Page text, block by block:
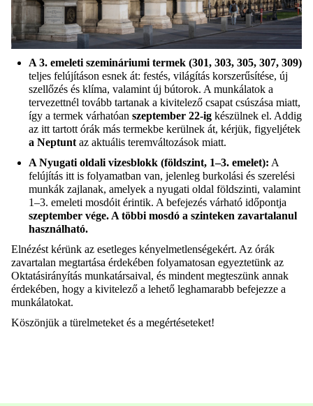
A 3. emeleti szemináriumi termek (301, 303, 305, 307, 309)
teljes felújításon esnek át: festés, világítás korszerűsítése, új
szellőzés és klíma, valamint új bútorok. A munkálatok a
tervezettnél tovább tartanak a kivitelező csapat csúszása miatt,
így a termek várhatóan szeptember 22-ig készülnek el. Addig
az itt tartott órák más termekbe kerülnek át, kérjük, figyeljétek
a Neptunt az aktuális teremváltozások miatt.
A Nyugati oldali vizesblokk (földszint, 1–3. emelet): A
felújítás itt is folyamatban van, jelenleg burkolási és szerelési
munkák zajlanak, amelyek a nyugati oldal földszinti, valamint
1–3. emeleti mosdóit érintik. A befejezés várható időpontja
szeptember vége. A többi mosdó a szinteken zavartalanul
használható.
Elnézést kérünk az esetleges kényelmetlenségekért. Az órák
zavartalan megtartása érdekében folyamatosan egyeztetünk az
Oktatásirányítás munkatársaival, és mindent megteszünk annak
érdekében, hogy a kivitelező a lehető leghamarabb befejezze a
munkálatokat.
Köszönjük a türelmeteket és a megértéseteket!